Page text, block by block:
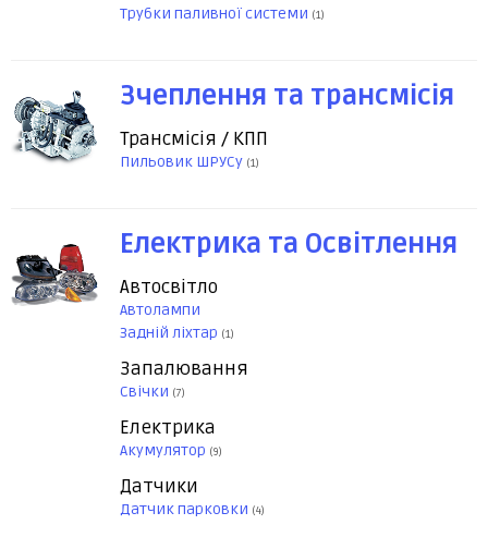
Трубки паливної системи (1)
Зчеплення та трансмісія
Трансмісія / КПП
Пильовик ШРУСу (1)
Електрика та Освітлення
Автосвітло
Автолампи
Задній ліхтар (1)
Запалювання
Свічки (7)
Електрика
Акумулятор (9)
Датчики
Датчик парковки (4)